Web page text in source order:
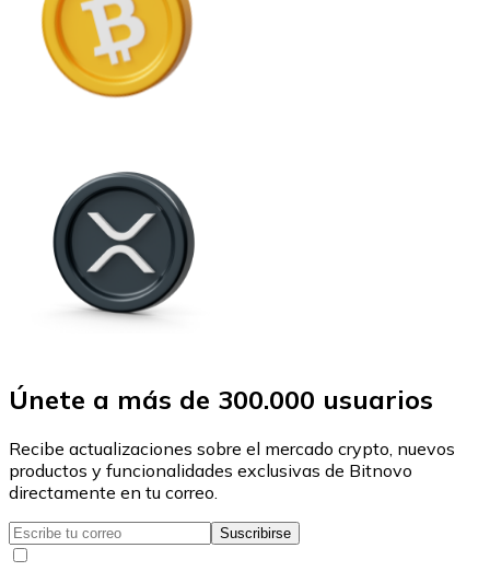
Únete a más de 300.000 usuarios
Recibe actualizaciones sobre el mercado crypto, nuevos
productos y funcionalidades exclusivas de Bitnovo
directamente en tu correo.
Suscribirse